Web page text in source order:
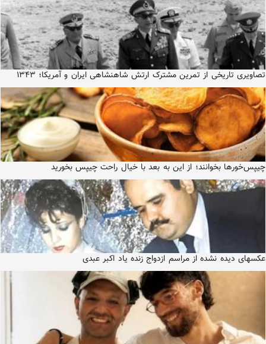
تصاویری تاریخی از تمرین مشترک ارتش شاهنشاهی ایران و آمریکا؛ ۱۳۴۳
چیپس‌خورها بخوانند؛ از این به بعد با خیال راحت چیپس بخورید
عکسهای دیده نشده از مراسم ازدواج زنده یاد اکبر عبدی